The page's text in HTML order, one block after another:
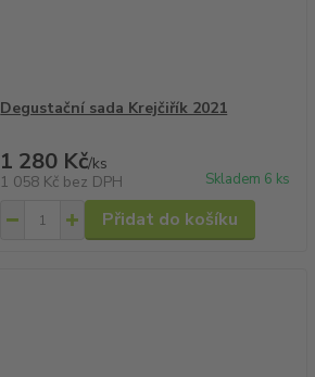
Degustační sada Krejčiřík 2021
1 280 Kč/ks
1 058 Kč bez DPH Skladem 6 ks
Přidat do košíku